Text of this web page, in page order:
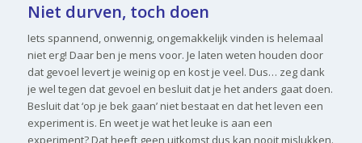
Niet durven, toch doen
Iets spannend, onwennig, ongemakkelijk vinden is helemaal
niet erg! Daar ben je mens voor. Je laten weten houden door
dat gevoel levert je weinig op en kost je veel. Dus… zeg dank
je wel tegen dat gevoel en besluit dat je het anders gaat doen.
Besluit dat ‘op je bek gaan’ niet bestaat en dat het leven een
experiment is. En weet je wat het leuke is aan een
experiment? Dat heeft geen uitkomst dus kan nooit mislukken.